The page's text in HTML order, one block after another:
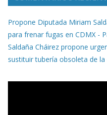
Propone Diputada Miriam
para frenar fugas en CDMX -
Saldaña Cháirez propone
sustituir tubería obsoleta de la